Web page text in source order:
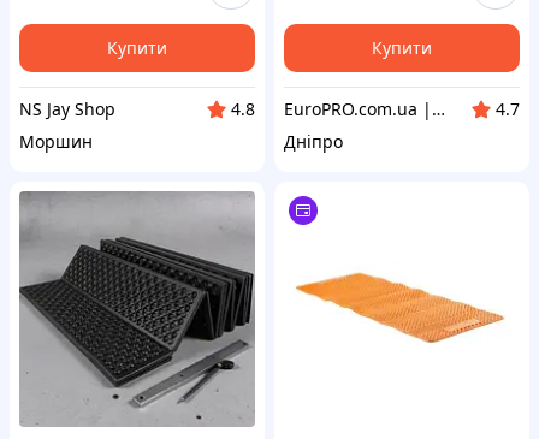
Купити
NS Jay Shop
4.8
Моршин
Купити
EuroPRO.com.ua | Побутова Техніка з Європи
4.7
Дніпро